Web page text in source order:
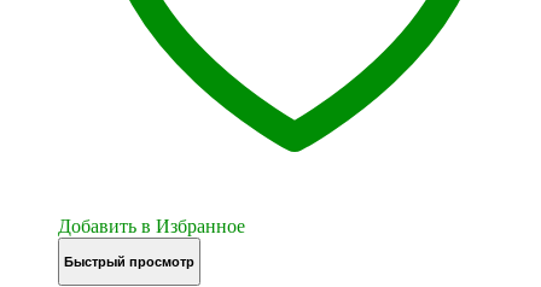
Добавить в Избранное
Быстрый просмотр